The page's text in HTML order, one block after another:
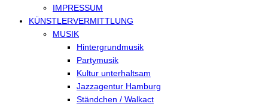
IMPRESSUM
KÜNSTLERVERMITTLUNG
MUSIK
Hintergrundmusik
Partymusik
Kultur unterhaltsam
Jazzagentur Hamburg
Ständchen / Walkact